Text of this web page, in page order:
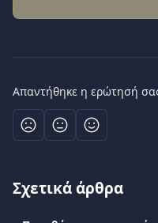
Απαντήθηκε η ερώτησή
Σχετικά άρθρα